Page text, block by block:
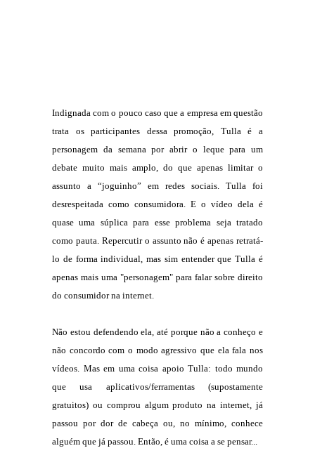
Indignada com o pouco caso que a empresa em questão
trata os participantes dessa promoção, Tulla é a
personagem da semana por abrir o leque para um
debate muito mais amplo, do que apenas limitar o
assunto a “joguinho” em redes sociais. Tulla foi
desrespeitada como consumidora. E o vídeo dela é
quase uma súplica para esse problema seja tratado
como pauta. Repercutir o assunto não é apenas retratá-
lo de forma individual, mas sim entender que Tulla é
apenas mais uma "personagem" para falar sobre direito
do consumidor na internet.
Não estou defendendo ela, até porque não a conheço e
não concordo com o modo agressivo que ela fala nos
vídeos. Mas em uma coisa apoio Tulla: todo mundo
que usa aplicativos/ferramentas (supostamente
gratuitos) ou comprou algum produto na internet, já
passou por dor de cabeça ou, no mínimo, conhece
alguém que já passou. Então, é uma coisa a se pensar...